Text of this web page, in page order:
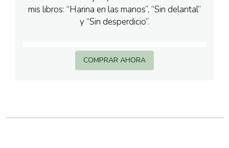
mis libros: “Harina en las manos”, “Sin delantal”
y “Sin desperdicio”.
COMPRAR AHORA